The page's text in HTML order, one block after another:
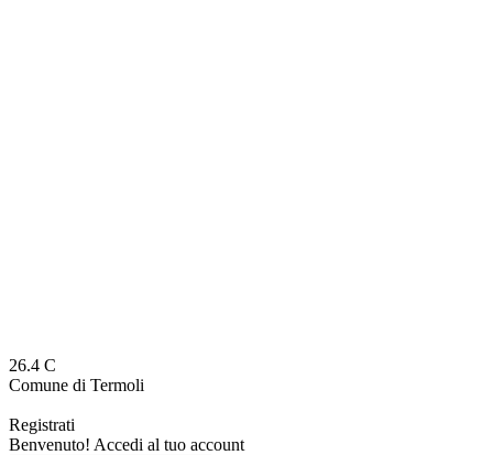
26.4 C
Comune di Termoli
Registrati
Benvenuto! Accedi al tuo account